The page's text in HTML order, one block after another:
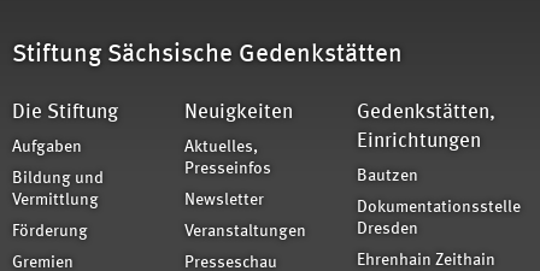
Stiftung Sächsische Gedenkstätten
Die Stiftung
Aufgaben
Bildung und
Vermittlung
Förderung
Gremien
Neuigkeiten
Aktuelles,
Presseinfos
Newsletter
Veranstaltungen
Presseschau
Gedenkstätten,
Einrichtungen
Bautzen
Dokumentationsstelle
Dresden
Ehrenhain Zeithain